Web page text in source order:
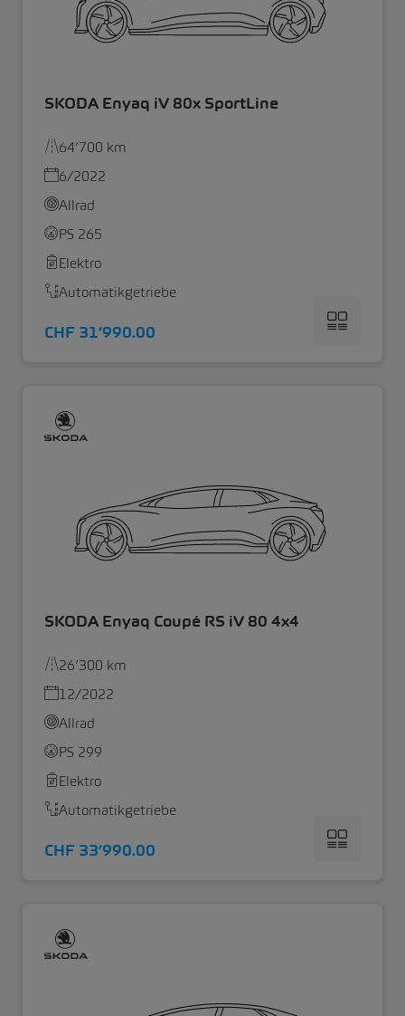
SKODA Enyaq iV 80x SportLine
64’700 km
6/2022
Allrad
PS 265
Elektro
Automatikgetriebe
CHF 31’990.00
SKODA Enyaq Coupé RS iV 80 4x4
26’300 km
12/2022
Allrad
PS 299
Elektro
Automatikgetriebe
CHF 33’990.00